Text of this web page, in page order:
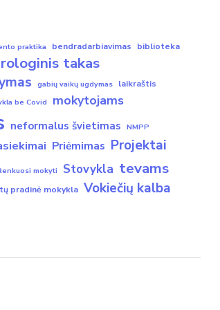
praktika bendradarbiavimas biblioteka
takas
gabių vaikų ugdymas laikraštis
be Covid mokytojams
neformalus švietimas NMPP
Priėmimas Projektai
mokyti Stovykla tevams
pradinė mokykla Vokiečių kalba